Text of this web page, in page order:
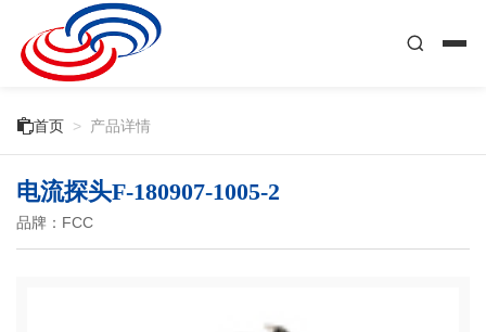
首页 > 产品详情
电流探头F-180907-1005-2
品牌：FCC